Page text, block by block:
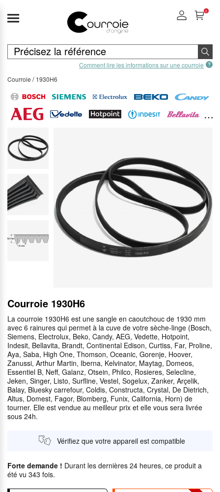
Comment lire les informations sur une courroie
0
Courroie 1930H6
Courroie 1930H6
La courroie 1930H6 est une sangle en caoutchouc de 1930 mm
avec 6 rainures qui permet à la cuve de votre sèche-linge (Bosch,
Siemens, Electrolux, Beko, Candy, AEG, Vedette, Hotpoint,
Indesit, Bellavita, Brandt, Continental Edison, Curtiss, Far, Proline,
Aya, Saba, High One, Thomson, Oceanic, Gorenje, Hoover,
Zanussi, Arthur Martin, Iberna, Kelvinator, Maytag, Domeos,
Essentiel B, Neff, Galanz, Otsein, Philco, Rosieres, Selecline,
Jeken, Singer, Listo, Surfline, Vestel, Sogelux, Zanker, Arçelik,
Balay, Bluesky carrefour, Coldis, Constructa, Crystal, De Dietrich,
Altus, Domest, Fagor, Blomberg, Funix, California, Horn) de
tourner. Elle est vendue au meilleur prix et elle vous sera livrée
sous 24h.
Vérifiez que votre appareil est compatible
Forte demande ! Durant les dernières 24 heures, ce produit a
été vu 343 fois.